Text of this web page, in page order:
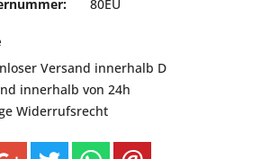
80EU
Versand innerhalb D
innerhalb von 24h
Widerrufsrecht